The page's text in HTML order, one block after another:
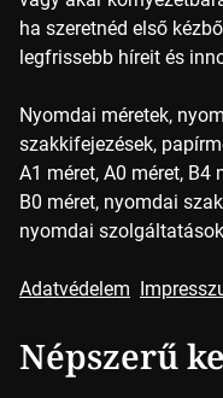
ha szeretnéd első
legfrissebb híreit és
Nyomdai méretek,
szakkifejezések,
A1 méret, A0 méret, B4
B0 méret, nyomdai
nyomdai
Adatvédelem
Népszerű